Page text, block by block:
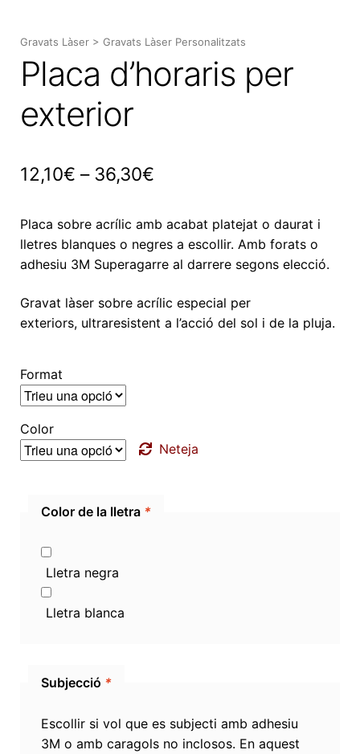
Gravats Làser > Gravats Làser Personalitzats
Placa d’horaris per
exterior
12,10€ – 36,30€
preus:
12,10€
36,30€
Placa sobre acrílic amb acabat platejat o daurat i
lletres blanques o negres a escollir. Amb forats o
adhesiu 3M Superagarre al darrere segons elecció.
Gravat làser sobre acrílic especial per
exteriors, ultraresistent a l’acció del sol i de la pluja.
Format
Color
Neteja
Color de la lletra *
Lletra negra
Lletra blanca
Subjecció *
Escollir si vol que es subjecti amb adhesiu
3M o amb caragols no inclosos. En aquest